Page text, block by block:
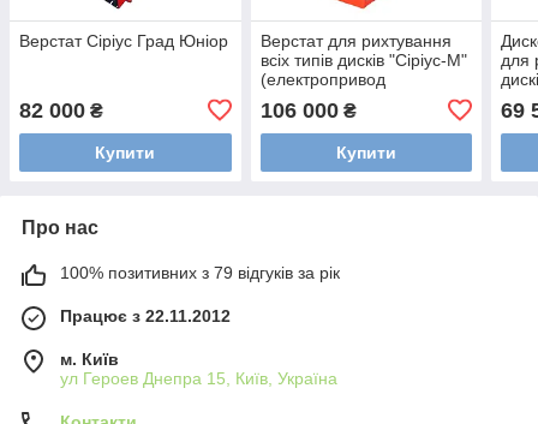
Верстат Сіріус Град Юніор
82 000 ₴
Купити
Верстат для рихтування
всіх типів дисків "Сіріус-М"
(електропривод
106 000₴
Купити
для
69
Про нас
100% позитивних з 79 відгуків за рік
Працює з 22.11.2012
м. Київ
ул Героев Днепра 15, Київ, Україна